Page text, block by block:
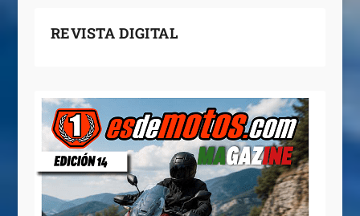
REVISTA DIGITAL